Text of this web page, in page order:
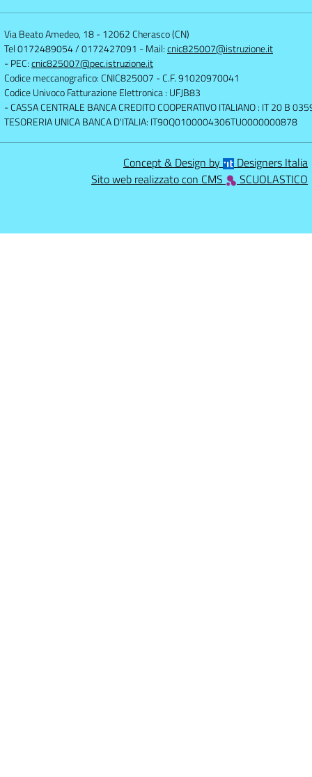
Via Beato Amedeo, 18-12062 Cherasco (CN)
Tel 0172489054 / 0172427091 - Mail:cnic825007@istruzione.it
- PEC:cnic825007@pec.istruzione.it
Codice meccanografico: CNIC825007 - C.F. 91020970041
Codice Univoco Fatturazione Elettronica : UFJB83
- CASSA CENTRALE BANCA CREDITO COOPERATIVO ITALIANO : IT 20 B
TESORERIA UNICA BANCA D'ITALIA: IT90Q0100004306TU0000000878
Concept & Design by
Designers Italia
Sito web realizzato con CMS
SCUOLASTICO